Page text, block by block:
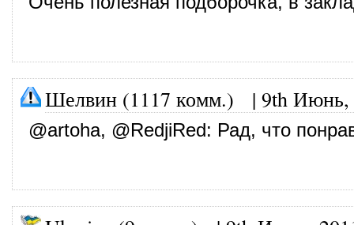
Шелвин (1117 комм.) | 9th Июнь,
@artoha, @RedjiRed: Рад, что